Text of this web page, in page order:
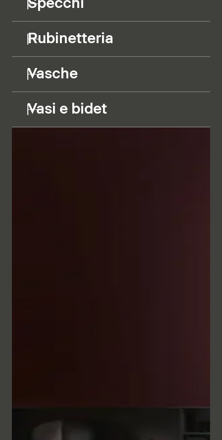
Specchi
Rubinetteria
Vasche
Vasi e bidet